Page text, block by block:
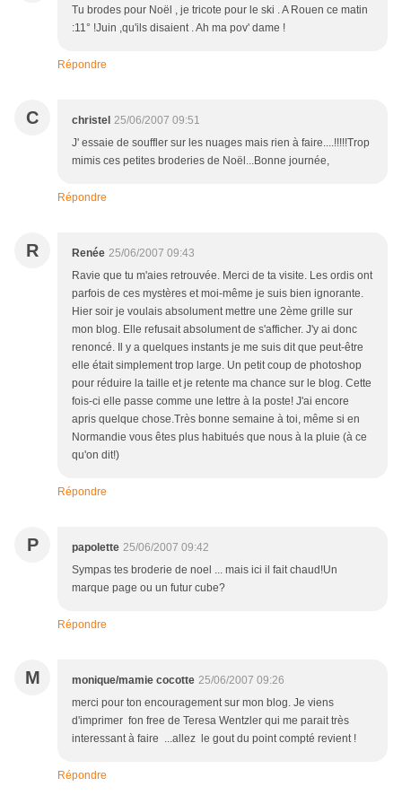
Tu brodes pour Noël , je tricote pour le ski . A Rouen ce matin
:11° !Juin ,qu'ils disaient . Ah ma pov' dame !
Répondre
C christel 25/06/2007 09:51
J' essaie de souffler sur les nuages mais rien à faire....!!!!!Trop
mimis ces petites broderies de Noël...Bonne journée,
Répondre
R Renée 25/06/2007 09:43
Ravie que tu m'aies retrouvée. Merci de ta visite. Les ordis ont
parfois de ces mystères et moi-même je suis bien ignorante.
Hier soir je voulais absolument mettre une 2ème grille sur
mon blog. Elle refusait absolument de s'afficher. J'y ai donc
renoncé. Il y a quelques instants je me suis dit que peut-être
elle était simplement trop large. Un petit coup de photoshop
pour réduire la taille et je retente ma chance sur le blog. Cette
fois-ci elle passe comme une lettre à la poste! J'ai encore
apris quelque chose.Très bonne semaine à toi, même si en
Normandie vous êtes plus habitués que nous à la pluie (à ce
qu'on dit!)
Répondre
P papolette 25/06/2007 09:42
Sympas tes broderie de noel ... mais ici il fait chaud!Un
marque page ou un futur cube?
Répondre
M monique/mamie cocotte 25/06/2007 09:26
merci pour ton encouragement sur mon blog. Je viens
d'imprimer fon free de Teresa Wentzler qui me parait très
interessant à faire ...allez le gout du point compté revient !
Répondre